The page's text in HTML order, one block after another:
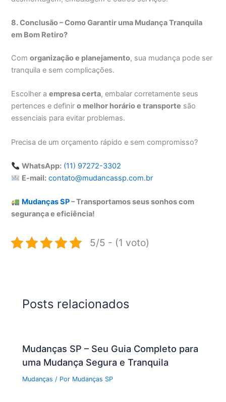
8. Conclusão – Como Garantir uma Mudança Tranquila
em Bom Retiro?
Comorganização e planejamento, sua mudança pode ser
tranquila e sem complicações.
Escolher aempresa certa, embalar corretamente seus
pertences e definiro melhor horário e transporte são
essenciais para evitar problemas.
Precisa de um orçamento rápido e sem compromisso?
WhatsApp: (11) 97272-3302
E-mail: contato@mudancassp.com.br
Mudanças SP– Transportamos seus sonhos com
segurança e eficiência!
5/5 - (1 voto)
Posts relacionados
Mudanças SP – Seu Guia Completo para
uma Mudança Segura e Tranquila
Mudanças / Por Mudanças SP